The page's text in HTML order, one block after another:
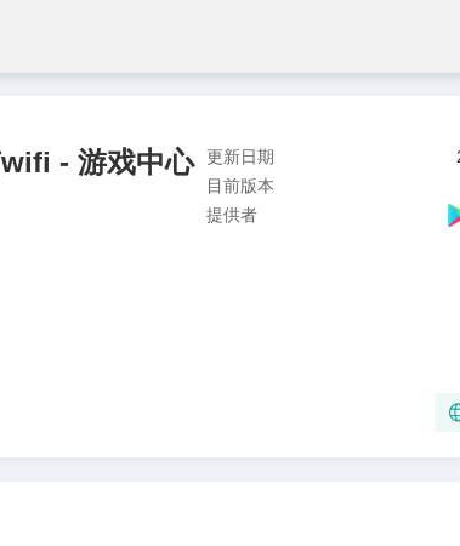
- 游戏中心 更新日期
目前版本
提供者